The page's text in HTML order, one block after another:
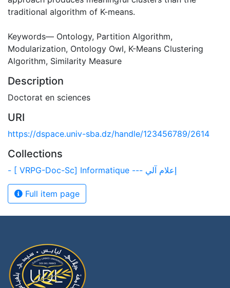
traditional algorithm of K-means.
Keywords— Ontology, Partition Algorithm,
Modularization, Ontology Owl, K-Means Clustering
Algorithm, Similarity Measure
Description
Doctorat en sciences
URI
https://dspace.univ-sba.dz/handle/123456789/2614
Collections
- [ VRPG-Doc-Sc] Informatique --- إعلام آلي
Full item page